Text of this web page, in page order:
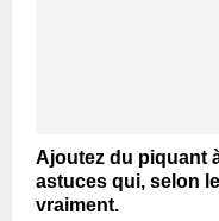
Ajoutez du piquant
astuces qui, selon
vraiment.